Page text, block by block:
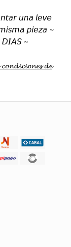
𝘶𝘯𝘢 𝘭𝘦𝘷𝘦
𝘮𝘪𝘴𝘮𝘢 𝘱𝘪𝘦𝘻𝘢 ~
~
𝓭𝓮